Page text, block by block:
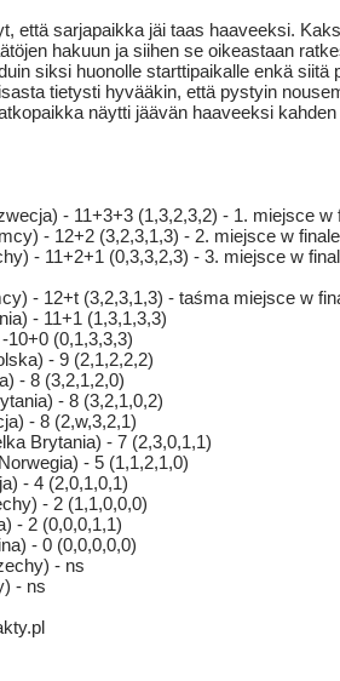
että sarjapaikka jäi taas haaveeksi.
hakuun ja siihen se oikeastaan
siksi huonolle starttipaikalle enkä siitä
tietysti hyvääkin, että pystyin
näytti jäävän haaveeksi kahden
- 11+3+3 (1,3,2,3,2) - 1. miejsce w
- 12+2 (3,2,3,1,3) - 2. miejsce w finale
- 11+2+1 (0,3,3,2,3) - 3. miejsce w
- 12+t (3,2,3,1,3) - taśma miejsce w
- 11+1 (1,3,1,3,3)
10+0 (0,1,3,3,3)
- 9 (2,1,2,2,2)
- 8 (3,2,1,2,0)
- 8 (3,2,1,0,2)
- 8 (2,w,3,2,1)
Brytania) - 7 (2,3,0,1,1)
- 5 (1,1,2,1,0)
- 4 (2,0,1,0,1)
- 2 (1,1,0,0,0)
- 2 (0,0,0,1,1)
- 0 (0,0,0,0,0)
- ns
- ns